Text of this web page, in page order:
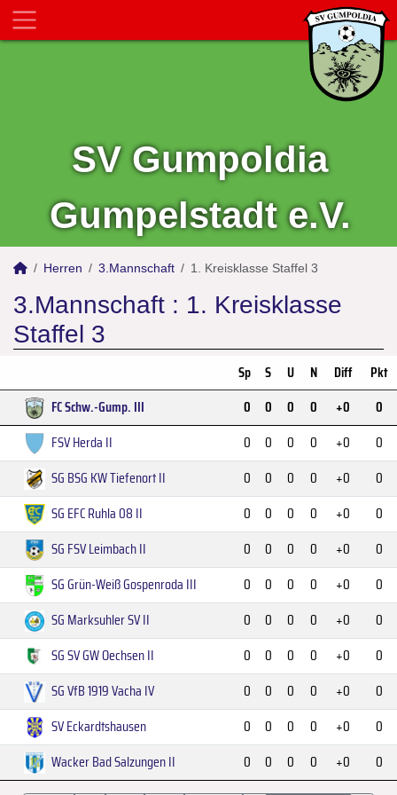
SV Gumpoldia
Gumpelstadt e.V.
Herren 3.Mannschaft 1. Kreisklasse Staffel 3
3.Mannschaft : 1. Kreisklasse
Staffel 3
Sp S U N Diff
Pkt
FC Schw.-Gump. III
0 0 0 0 +0
0
FSV Herda II
0 0 0 0 +0
0
SG BSG KW Tiefenort II
0 0 0 0 +0
0
SG EFC Ruhla 08 II
0 0 0 0 +0
0
SG FSV Leimbach II
0 0 0 0 +0
0
SG Grün-Weiß Gospenroda III
0 0 0 0 +0
0
SG Marksuhler SV II
0 0 0 0 +0
0
SG SV GW Oechsen II
0 0 0 0 +0
0
SG VfB 1919 Vacha IV
0 0 0 0 +0
0
SV Eckardtshausen
0 0 0 0 +0
0
Wacker Bad Salzungen II
0 0 0 0 +0 0